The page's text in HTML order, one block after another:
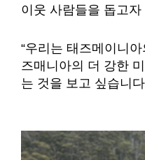
이웃 사람들을 돕고자
“우리는 태즈메이니
즈매니아의 더 강한
는 것을 보고 싶습니다